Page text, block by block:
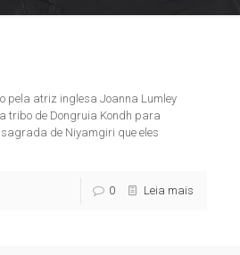
pela atriz inglesa Joanna Lumley
tribo de Dongruia Kondh para
de Niyamgiri que eles
0 Leia mais